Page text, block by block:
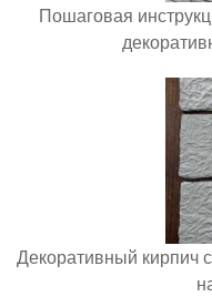
Пошаговая
Декоративный кирпич